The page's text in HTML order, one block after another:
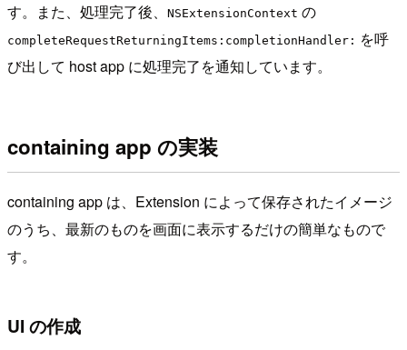
す。また、処理完了後、
NSExtensionContext の
completeRequestReturningItems:completionHandler: を呼
び出して host app に処理完了を通知しています。
containing app の実装
containing app は、Extension によって保存されたイメージ
のうち、最新のものを画面に表示するだけの簡単なもので
す。
UI の作成